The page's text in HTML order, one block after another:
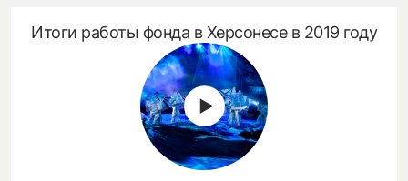
Итоги работы фонда в Херсонесе в 2019 году